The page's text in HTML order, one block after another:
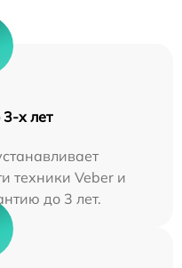
х лет
техники Veber и
до 3 лет.